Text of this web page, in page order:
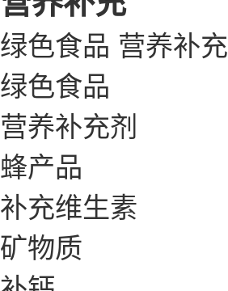
绿色食品 营养补充
绿色食品
营养补充剂
蜂产品
补充维生素
矿物质